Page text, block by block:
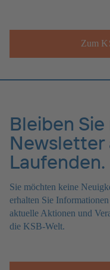
Zum
Bleiben
Newsletter
Laufenden.
Sie möchten keine
erhalten Sie
aktuelle Aktionen und
die KSB-Welt.